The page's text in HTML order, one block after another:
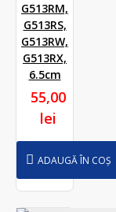
G513RM,
G513RS,
G513RW,
G513RX,
6.5cm
55,00
lei
ADAUGĂ ÎN COȘ